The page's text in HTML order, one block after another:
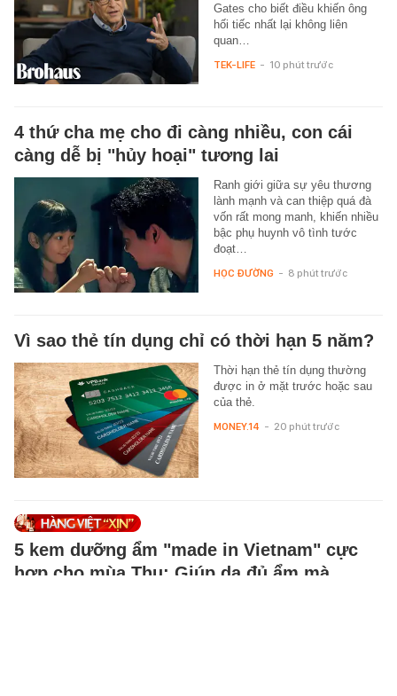
Gates cho biết điều khiến ông
hối tiếc nhất lại không liên
quan…
TEK-LIFE - 10 phút trước
4 thứ cha mẹ cho đi càng nhiều, con cái
càng dễ bị "hủy hoại" tương lai
Ranh giới giữa sự yêu thương
lành mạnh và can thiệp quá đà
vốn rất mong manh, khiến nhiều
bậc phụ huynh vô tình tước
đoạt…
HỌC ĐƯỜNG - 8 phút trước
Vì sao thẻ tín dụng chỉ có thời hạn 5 năm?
Thời hạn thẻ tín dụng thường
được in ở mặt trước hoặc sau
của thẻ.
MONEY.14 - 20 phút trước
5 kem dưỡng ẩm "made in Vietnam" cực
hợp cho mùa Thu: Giúp da đủ ẩm mà